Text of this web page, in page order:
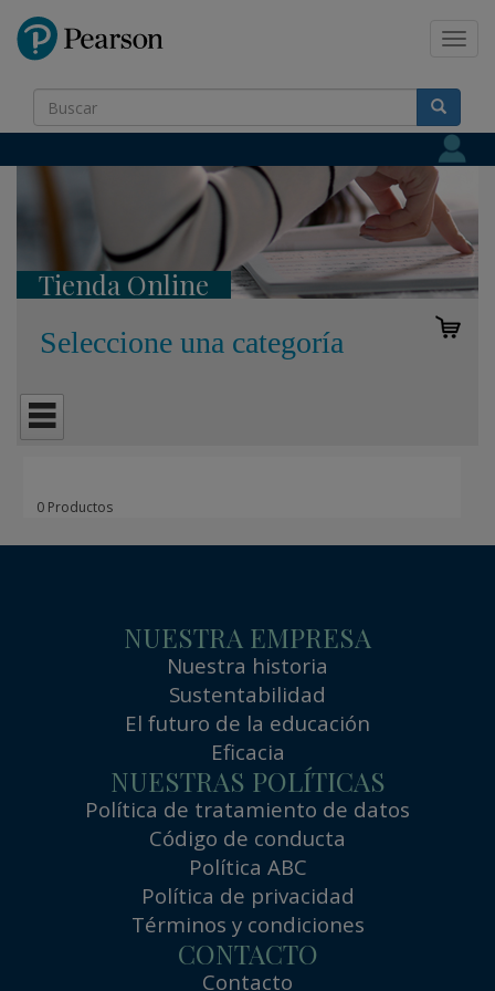
Tienda Online
Seleccione una categoría
0 Productos
NUESTRA EMPRESA
Nuestra historia
Sustentabilidad
El futuro de la educación
Eficacia
NUESTRAS POLÍTICAS
Política de tratamiento de datos
Código de conducta
Política ABC
Política de privacidad
Términos y condiciones
CONTACTO
Contacto